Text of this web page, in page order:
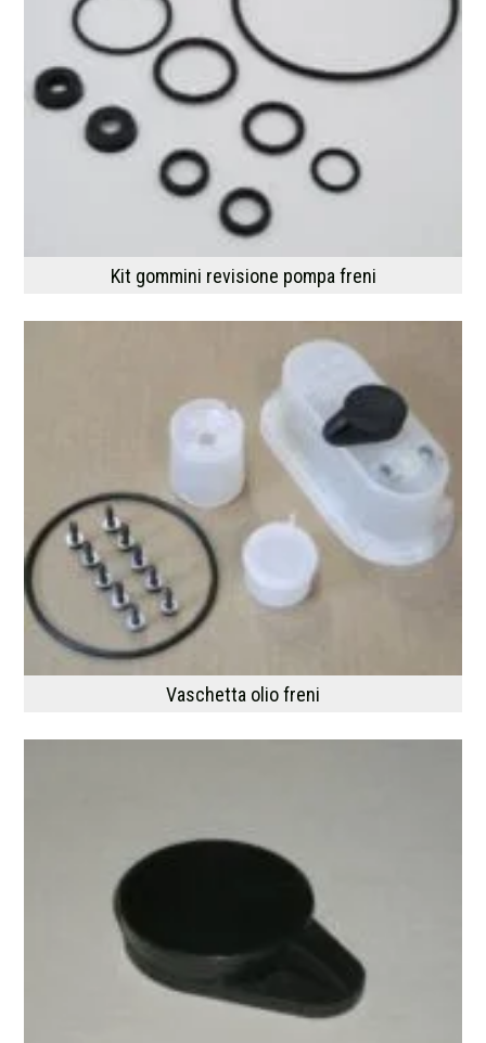
Kit gommini revisione pompa freni
Vaschetta olio freni